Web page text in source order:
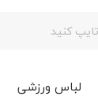
لباس ورزشی